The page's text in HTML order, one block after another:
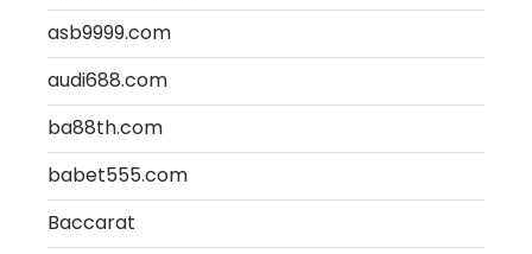
asb9999.com
audi688.com
ba88th.com
babet555.com
Baccarat